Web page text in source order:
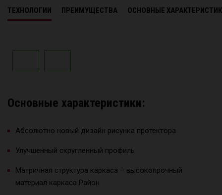
ТЕХНОЛОГИИ ПРЕИМУЩЕСТВА ОСНОВНЫЕ
Основные характеристики:
Абсолютно новый дизайн рисунка протектора
Улучшенный скругленный профиль
Матричная структура каркаса – высокопрочный
материал каркаса Район